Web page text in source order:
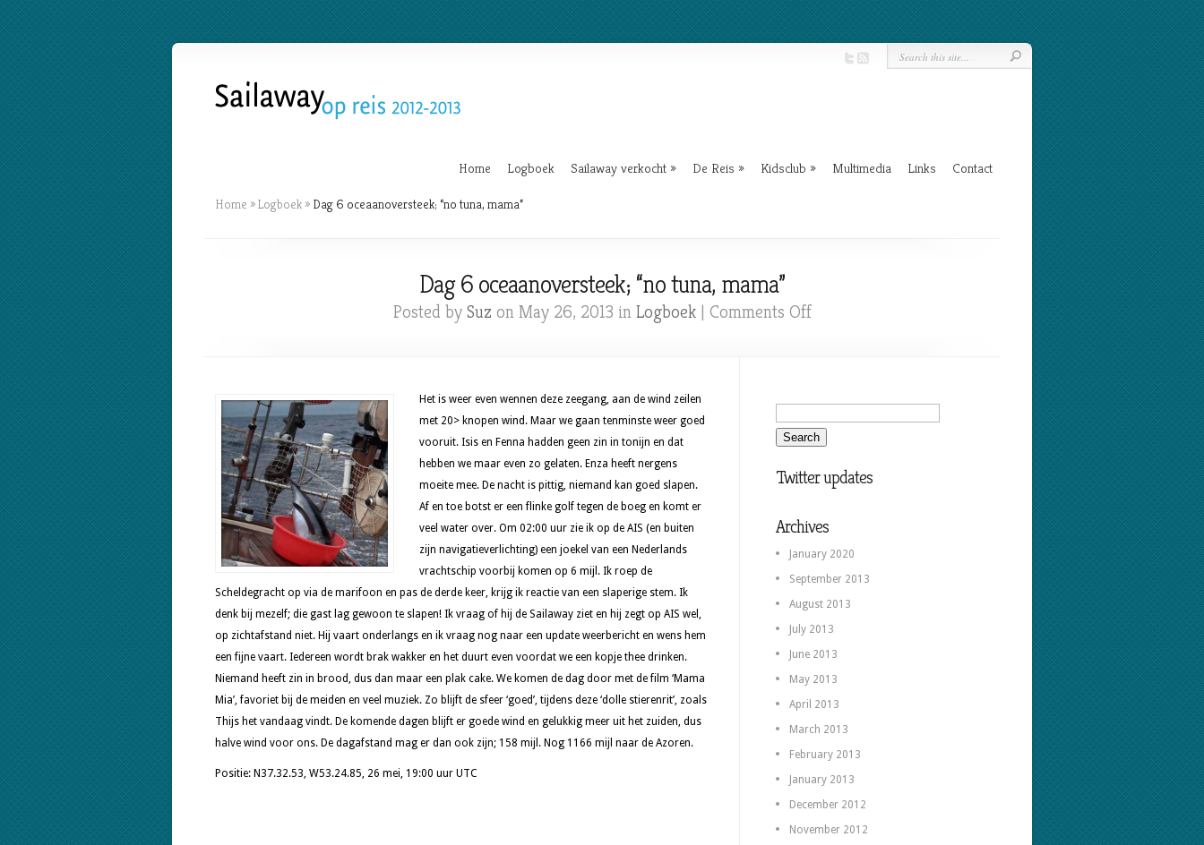
Home Logboek Sailaway verkocht » De Reis » Kidsclub » Multimedia Links Contact
Home »Logboek » Dag 6 oceaanoversteek; “no tuna, mama”
Dag 6 oceaanoversteek; “no tuna, mama”
Posted by Suz on May 26, 2013 in Logboek| Comments Offon
tuna,
mama”
Het is weer even wennen deze zeegang, aan de wind zeilen
met 20> knopen wind. Maar we gaan tenminste weer goed
vooruit. Isis en Fenna hadden geen zin in tonijn en dat
hebben we maar even zo gelaten. Enza heeft nergens
moeite mee. De nacht is pittig, niemand kan goed slapen.
Af en toe botst er een flinke golf tegen de boeg en komt er
veel water over. Om 02:00 uur zie ik op de AIS (en buiten
zijn navigatieverlichting) een joekel van een Nederlands
vrachtschip voorbij komen op 6 mijl. Ik roep de
Scheldegracht op via de marifoon en pas de derde keer, krijg ik reactie van een slaperige stem. Ik
denk bij mezelf; die gast lag gewoon te slapen! Ik vraag of hij de Sailaway ziet en hij zegt op AIS wel,
op zichtafstand niet. Hij vaart onderlangs en ik vraag nog naar een update weerbericht en wens hem
een fijne vaart. Iedereen wordt brak wakker en het duurt even voordat we een kopje thee drinken.
Niemand heeft zin in brood, dus dan maar een plak cake. We komen de dag door met de film ‘Mama
Mia’, favoriet bij de meiden en veel muziek. Zo blijft de sfeer ‘goed’, tijdens deze ‘dolle stierenrit’, zoals
Thijs het vandaag vindt. De komende dagen blijft er goede wind en gelukkig meer uit het zuiden, dus
halve wind voor ons. De dagafstand mag er dan ook zijn; 158 mijl. Nog 1166 mijl naar de Azoren.
Positie: N37.32.53, W53.24.85, 26 mei, 19:00 uur UTC
Twitter updates
Archives
January 2020
September 2013
August 2013
July 2013
June 2013
May 2013
April 2013
March 2013
February 2013
January 2013
December 2012
November 2012